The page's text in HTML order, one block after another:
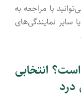
با مراجعه به
سایر نمایندگی‌های
انتخابی